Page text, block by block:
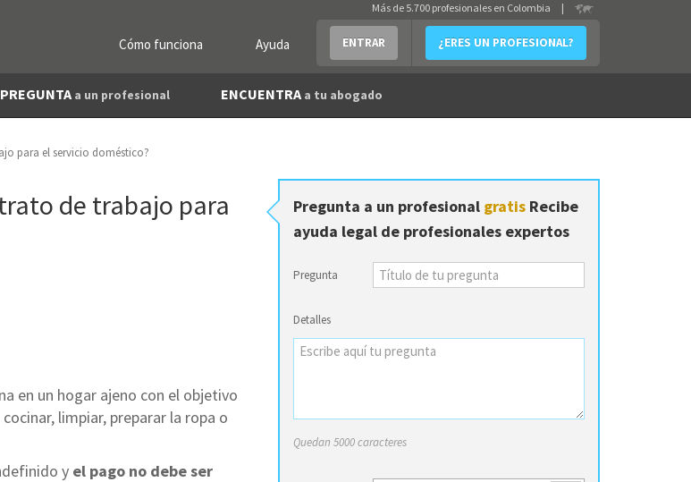
Cómo funciona Ayuda ENTRAR ¿ERES UN PROFESIONAL?
Más de 5.700 profesionales en Colombia |
PREGUNTA a un profesional ENCUENTRA a tu abogado
para el servicio doméstico?
de trabajo para
en un hogar ajeno con el objetivo
limpiar, preparar la ropa o
y el pago no debe ser
Pregunta a un profesional gratis Recibe
ayuda legal de profesionales expertos
Pregunta
Detalles
Quedan 5000 caracteres